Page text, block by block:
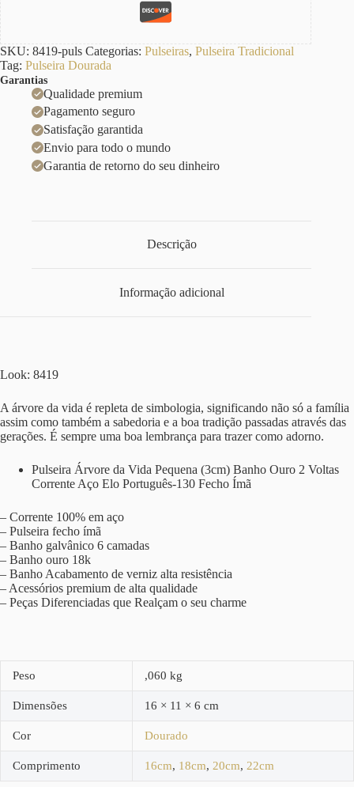
SKU: 8419-puls Categorias: Pulseiras, Pulseira Tradicional
Tag: Pulseira Dourada
Garantias
Qualidade premium
Pagamento seguro
Satisfação garantida
Envio para todo o mundo
Garantia de retorno do seu dinheiro
Descrição
Informação adicional
Look: 8419
A árvore da vida é repleta de simbologia, significando não só a família
assim como também a sabedoria e a boa tradição passadas através das
gerações. É sempre uma boa lembrança para trazer como adorno.
Pulseira Árvore da Vida Pequena (3cm) Banho Ouro 2 Voltas
Corrente Aço Elo Português-130 Fecho Ímã
– Corrente 100% em aço
– Pulseira fecho ímã
– Banho galvânico 6 camadas
– Banho ouro 18k
– Banho Acabamento de verniz alta resistência
– Acessórios premium de alta qualidade
– Peças Diferenciadas que Realçam o seu charme
Peso ,060 kg
Dimensões 16 × 11 × 6 cm
Cor Dourado
Comprimento 16cm, 18cm, 20cm, 22cm